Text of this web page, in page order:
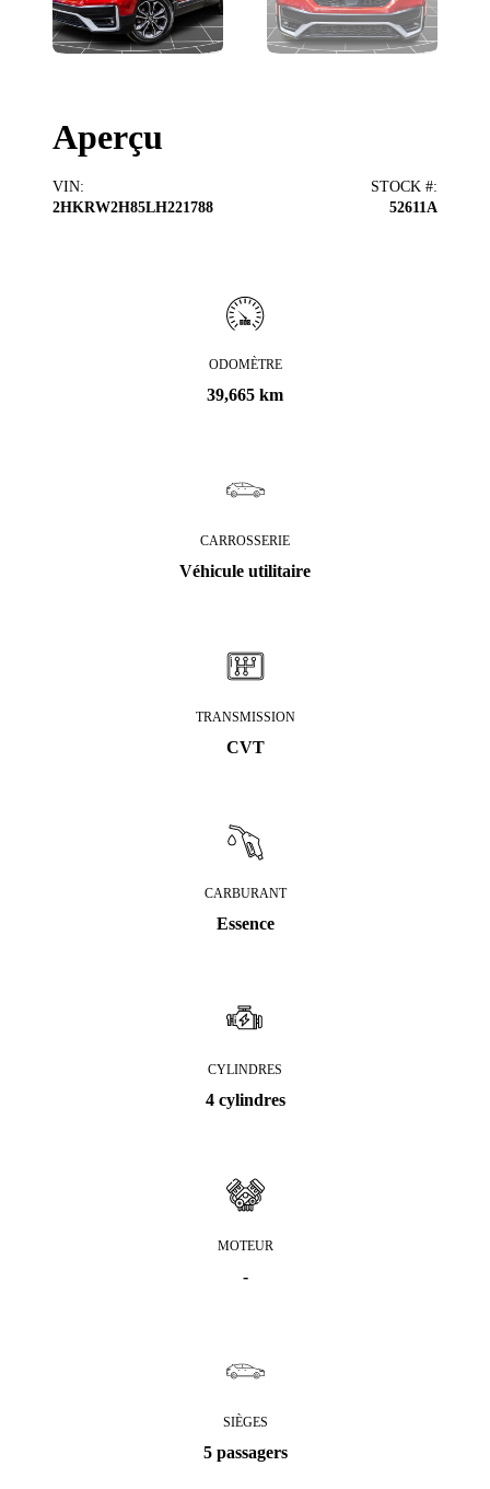
Aperçu
VIN:
2HKRW2H85LH221788
STOCK #:
52611A
ODOMÈTRE
39,665 km
CARROSSERIE
Véhicule utilitaire
TRANSMISSION
CVT
CARBURANT
Essence
CYLINDRES
4 cylindres
MOTEUR
-
SIÈGES
5 passagers